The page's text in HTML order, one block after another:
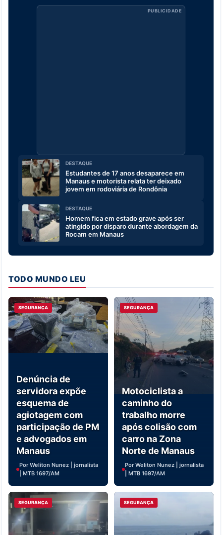
PUBLICIDADE
DESTAQUE
Estudantes de 17 anos desaparece em
Manaus e motorista relata ter deixado
jovem em rodoviária de Rondônia
DESTAQUE
Homem fica em estado grave após ser
atingido por disparo durante abordagem da
Rocam em Manaus
TODO MUNDO LEU
SEGURANÇA
Denúncia de
servidora expõe
esquema de
agiotagem com
participação de PM
e advogados em
Manaus
Por Weliton Nunez | jornalista
| MTB 1697/AM
SEGURANÇA
Motociclista a
caminho do
trabalho morre
após colisão com
carro na Zona
Norte de Manaus
Por Weliton Nunez | jornalista
| MTB 1697/AM
SEGURANÇA SEGURANÇA